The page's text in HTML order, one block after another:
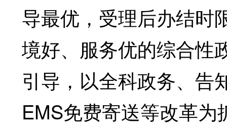
导最优，受理后办结时
境好、服务优的综合性
引导，以全科政务、告
EMS免费寄送等改革为